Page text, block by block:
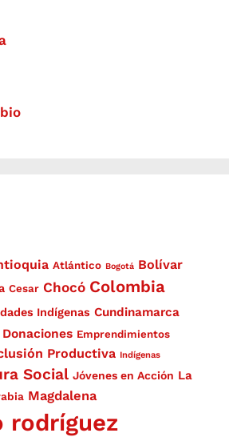
Atlántico Bogotá Bolívar
Cesar Chocó Colombia
Indígenas Cundinamarca
Donaciones Emprendimientos
Productiva Indígenas
Social Jóvenes en Acción La
Magdalena
rodríguez